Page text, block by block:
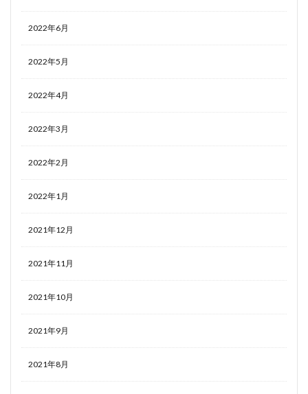
2022年6月
2022年5月
2022年4月
2022年3月
2022年2月
2022年1月
2021年12月
2021年11月
2021年10月
2021年9月
2021年8月